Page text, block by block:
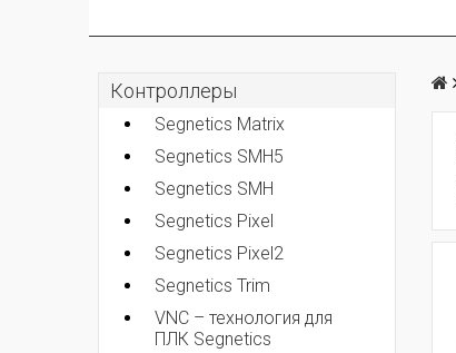
Контроллеры
Segnetics Matrix
Segnetics SMH5
Segnetics SMH
Segnetics Pixel
Segnetics Pixel2
Segnetics Trim
VNC – технология для
ПЛК Segnetics